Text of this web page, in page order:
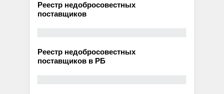
Реестр недобросовестных
поставщиков
Реестр недобросовестных
поставщиков в РБ